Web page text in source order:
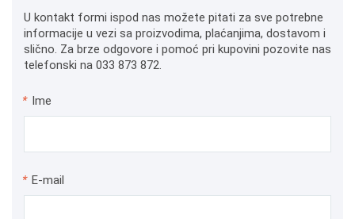
U kontakt formi ispod nas možete pitati za sve potrebne
informacije u vezi sa proizvodima, plaćanjima, dostavom i
slično. Za brze odgovore i pomoć pri kupovini pozovite nas
telefonski na 033 873 872.
* Ime
* E-mail